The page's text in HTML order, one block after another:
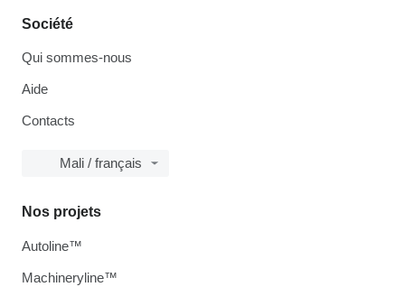
Société
Qui sommes-nous
Aide
Contacts
Mali / français
Nos projets
Autoline™
Machineryline™